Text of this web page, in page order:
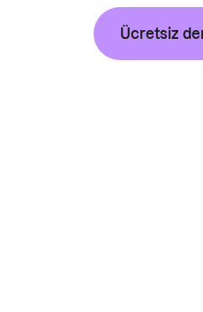
Ücretsiz